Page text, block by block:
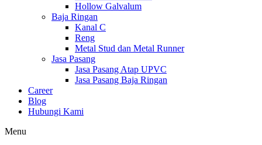
Hollow Galvalum
Baja Ringan
Kanal C
Reng
Metal Stud dan Metal Runner
Jasa Pasang
Jasa Pasang Atap UPVC
Jasa Pasang Baja Ringan
Career
Blog
Hubungi Kami
Menu